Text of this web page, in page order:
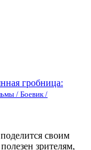
гробница:
/ Боевик /
своим
зрителям,